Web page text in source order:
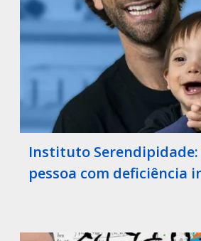
Instituto Serendipidade:
pessoa com deficiência